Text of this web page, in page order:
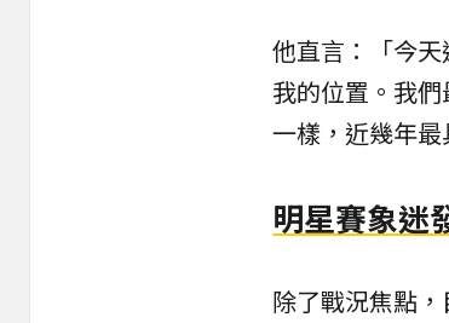
他直言：「今
我的位置。我
一樣，近幾年最
明星賽象迷
除了戰況焦點